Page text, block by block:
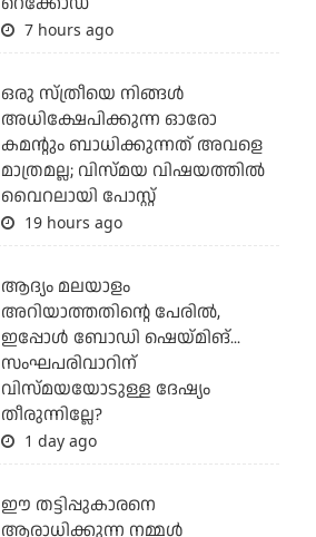
7 hours ago
ഒരു സ്ത്രീയെ നിങ്ങള്‍
അധിക്ഷേപിക്കുന്ന ഓരോ
കമന്റും ബാധിക്കുന്നത് അവളെ
മാത്രമല്ല; വിസ്മയ വിഷയത്തില്‍
വൈറലായി പോസ്റ്റ്
19 hours ago
ആദ്യം മലയാളം
അറിയാത്തതിന്റെ പേരില്‍,
ഇപ്പോള്‍ ബോഡി ഷെയ്മിങ്...
സംഘപരിവാറിന്
വിസ്മയയോടുള്ള ദേഷ്യം
തീരുന്നില്ലേ?
1 day ago
ഈ തട്ടിപ്പുകാരനെ
ആരാധിക്കുന്ന നമ്മള്‍